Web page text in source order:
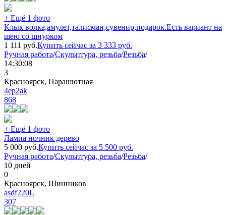
+ Ещё 1 фото
Клык волка,амулет,талисман,сувенир,подарок.Есть вариант на
шею со шнурком
1 111 руб.Купить сейчас за 3 333 руб.
Ручная работа/Скульптура, резьба/Резьба/
14:30:08
3
Красноярск, Парашютная
4ep2ak
868
+ Ещё 1 фото
Лампа ночник дерево
5 000 руб.Купить сейчас за 5 500 руб.
Ручная работа/Скульптура, резьба/Резьба/
10 дней
0
Красноярск, Шинников
asdf220L
307